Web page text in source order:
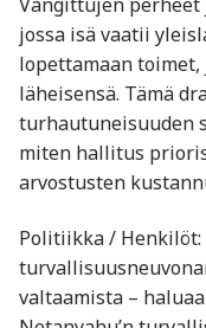
jossa isä vaatii
lopettamaan toimet,
läheisensä. Tämä
turhautuneisuuden
miten hallitus
arvostusten
Politiikka /
valtaamista –